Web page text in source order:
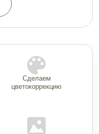
Сделаем
цветокоррекцию